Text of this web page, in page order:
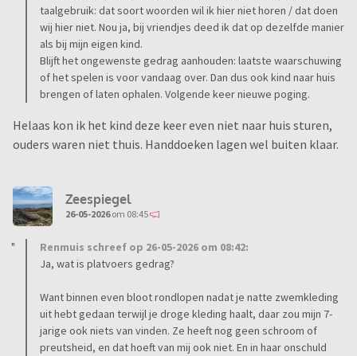
taalgebruik: dat soort woorden wil ik hier niet horen / dat doen
wij hier niet. Nou ja, bij vriendjes deed ik dat op dezelfde manier
als bij mijn eigen kind.
Blijft het ongewenste gedrag aanhouden: laatste waarschuwing
of het spelen is voor vandaag over. Dan dus ook kind naar huis
brengen of laten ophalen. Volgende keer nieuwe poging.
Helaas kon ik het kind deze keer even niet naar huis sturen,
ouders waren niet thuis. Handdoeken lagen wel buiten klaar.
Zeespiegel
26-05-2026om 08:45
Renmuis schreef op 26-05-2026 om 08:42:
Ja, wat is platvoers gedrag?
Want binnen even bloot rondlopen nadat je natte zwemkleding
uit hebt gedaan terwijl je droge kleding haalt, daar zou mijn 7-
jarige ook niets van vinden. Ze heeft nog geen schroom of
preutsheid, en dat hoeft van mij ook niet. En in haar onschuld